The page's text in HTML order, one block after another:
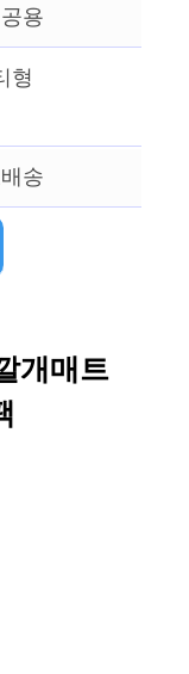
용
형
송
개매트